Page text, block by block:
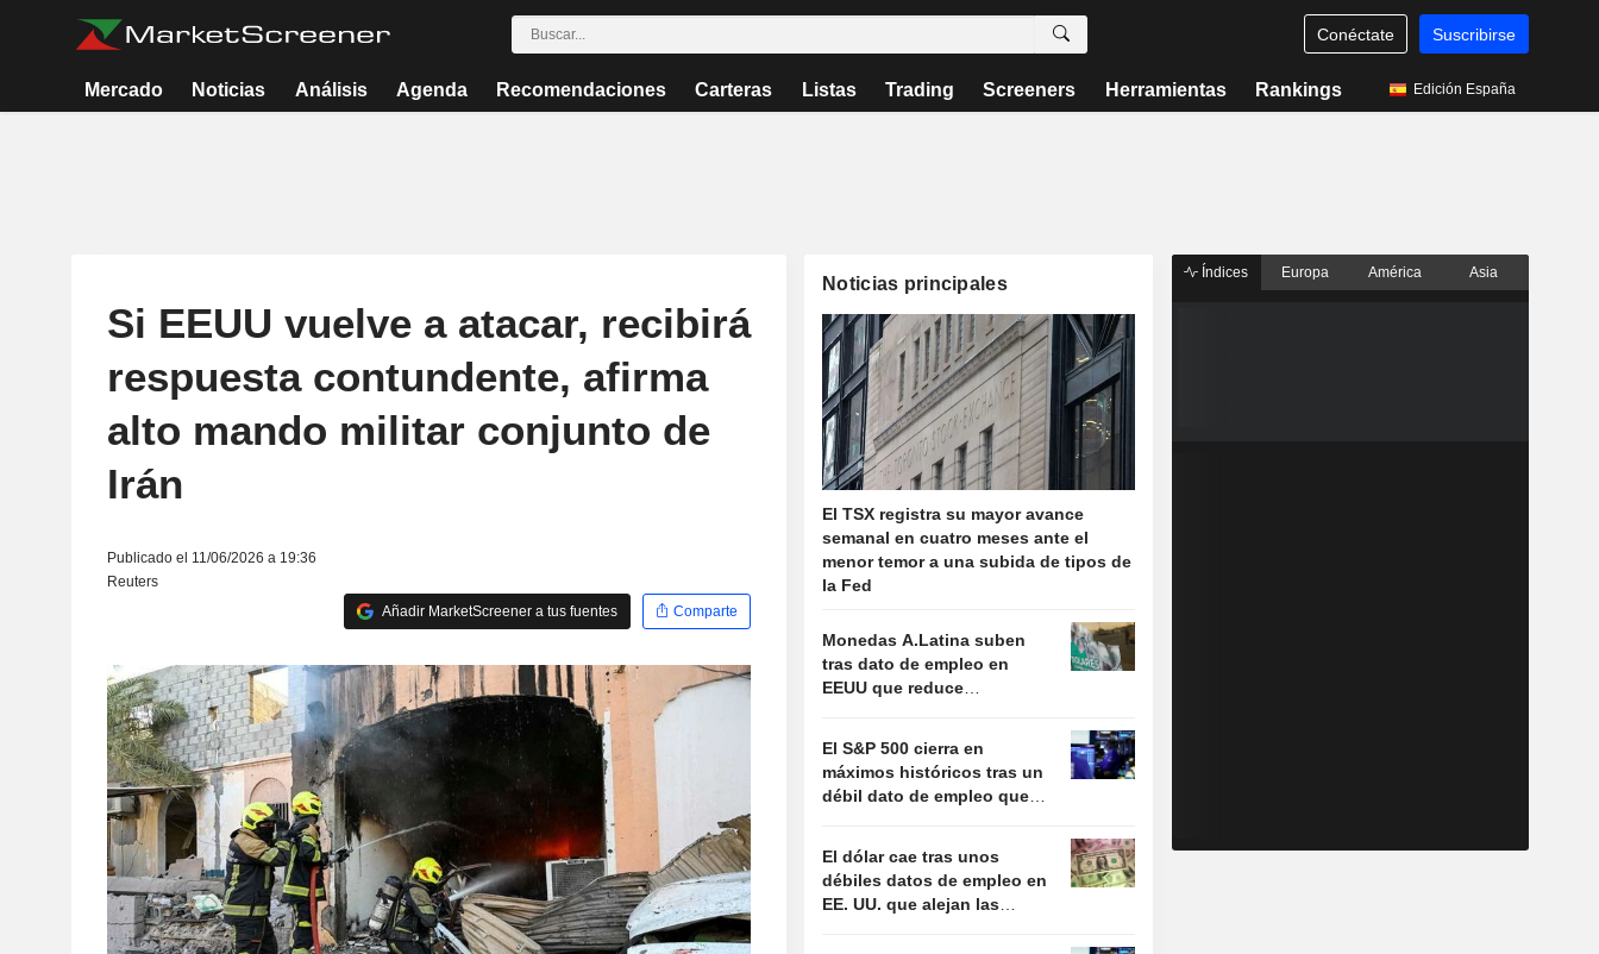
Conéctate Suscribirse
Mercado Noticias Análisis Agenda Recomendaciones Carteras Listas Trading Screeners Herramientas Rankings Edición España
Si EEUU vuelve a atacar, recibirá
respuesta contundente, afirma
alto mando militar conjunto de
Irán
Publicado el 11/06/2026 a 19:36
Reuters
Añadir MarketScreener a tus fuentes
Comparte
Noticias principales
El TSX registra su mayor avance
semanal en cuatro meses ante el
menor temor a una subida de tipos de
la Fed
Monedas A.Latina suben
tras dato de empleo en
EEUU que reduce
El S&P 500 cierra en
máximos históricos tras un
débil dato de empleo que
El dólar cae tras unos
débiles datos de empleo en
EE. UU. que alejan las
Índices Europa América Asia